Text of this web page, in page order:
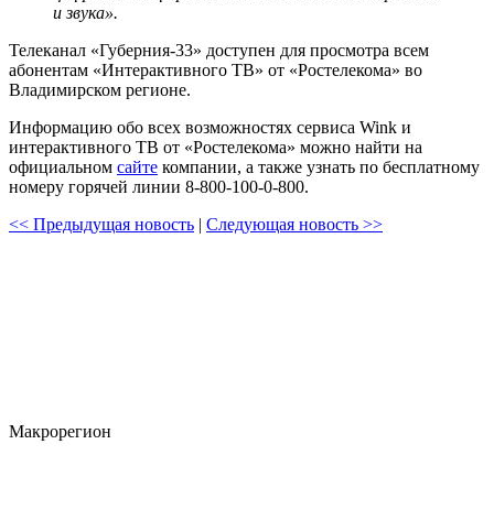
и звука».
Телеканал «Губерния-33» доступен для просмотра всем
абонентам «Интерактивного ТВ» от «Ростелекома» во
Владимирском регионе.
Информацию обо всех возможностях сервиса Wink и
интерактивного ТВ от «Ростелекома» можно найти на
официальном сайте компании, а также узнать по бесплатному
номеру горячей линии 8-800-100-0-800.
<< Предыдущая новость | Следующая новость >>
Макрорегион